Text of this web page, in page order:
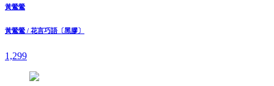
黃鶯鶯
黃鶯鶯 / 花言巧語〔黑膠〕
1,299